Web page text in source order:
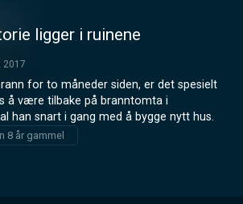
ligger i ruinene
2017
for to måneder siden, er det spesielt
å være tilbake på branntomta i
han snart i gang med å bygge nytt hus.
8 år gammel